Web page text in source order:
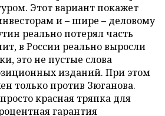
Этот вариант покажет
и – шире – деловому
реально потерял часть
в России реально выросли
это не пустые слова
изданий. При этом
только против Зюганова.
красная тряпка для
гарантия